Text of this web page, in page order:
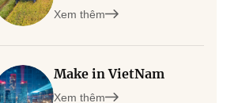
Xem thêm
Make in VietNam
Xem thêm